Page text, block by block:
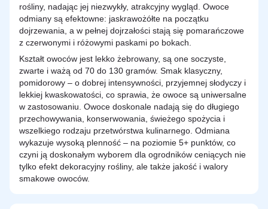
rośliny, nadając jej niezwykły, atrakcyjny wygląd. Owoce
odmiany są efektowne: jaskrawożółte na początku
dojrzewania, a w pełnej dojrzałości stają się pomarańczowe
z czerwonymi i różowymi paskami po bokach.
Kształt owoców jest lekko żebrowany, są one soczyste,
zwarte i ważą od 70 do 130 gramów. Smak klasyczny,
pomidorowy – o dobrej intensywności, przyjemnej słodyczy i
lekkiej kwaskowatości, co sprawia, że owoce są uniwersalne
w zastosowaniu. Owoce doskonale nadają się do długiego
przechowywania, konserwowania, świeżego spożycia i
wszelkiego rodzaju przetwórstwa kulinarnego. Odmiana
wykazuje wysoką plenność – na poziomie 5+ punktów, co
czyni ją doskonałym wyborem dla ogrodników ceniących nie
tylko efekt dekoracyjny rośliny, ale także jakość i walory
smakowe owoców.